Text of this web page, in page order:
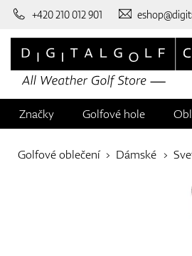
+420 210 012 901
Značky Golfové hole
Golfové oblečení Dámské